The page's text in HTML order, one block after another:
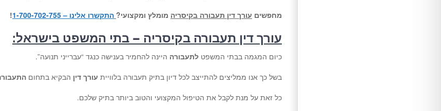
מחפשים עורך דין תעבורה בקיסריה מומלץ ומקצועי? התקשרו אלינו – 1-700-702-755 !
עורך דין תעבורה בקיסריה – בתי המשפט בישראל:
כיום המגמה בבתי המשפט לתעבורה היינה להחמיר בענישה כנגד “עברייני תנועה”.
בשל כך אנו ממליצים להתייצב לכל דיון בתיק תעבורה בלוויית עורך דין הבקיא בתחום
כל זאת על מנת לקבל את הטיפול המקצועי והטוב ביותר בתיק שלכם.